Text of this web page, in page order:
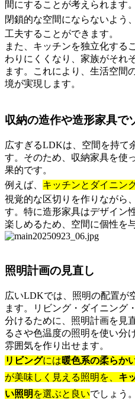
間にすることが考えられます。
閉鎖的な空間にならないよう、
工夫することができます。
また、キッチンを独立化する
わりにくくなり、家族がそれ
ます。これにより、生活空間
境が実現します。
収納の造作や造形家具で
広すぎるLDKは、空間を持て
す。そのため、収納家具を使
果的です。
例えば、 キッチンとダイニン
視覚的な区切りを作りながら
す。特に造形家具はデザイン
楽しめるため、空間に個性を
照明計画の見直し
広いLDKでは、照明の配置が
ます。リビング・ダイニング
分けるために、照明計画を見
るさや色温度の照明を使い分
雰囲気を作り出せます。
リビングには暖色系の柔らか
が美味しく見える照明を、 キ
い照明 を選ぶと良いでしょう